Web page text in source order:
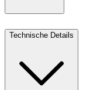
Technische Details